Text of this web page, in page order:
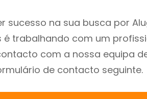
sucesso na sua busca por
trabalhando com um
com a nossa equipa
de contacto seguinte.